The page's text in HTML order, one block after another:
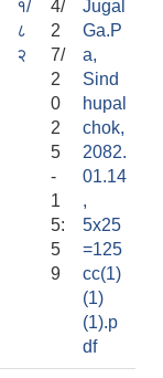
१/
८
२
4/
2
7/
2
0
2
5
-
1
5:
5
9
Jugal
Ga.P
a,
Sind
hupal
chok,
2082.
01.14
,
5x25
=125
cc(1)
(1)
(1).p
df